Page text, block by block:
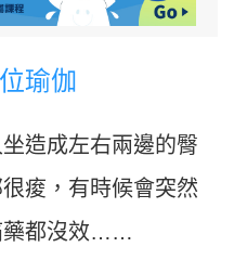
瑜伽
造成左右兩邊的臀
痠，有時候會突然
藥都沒效……